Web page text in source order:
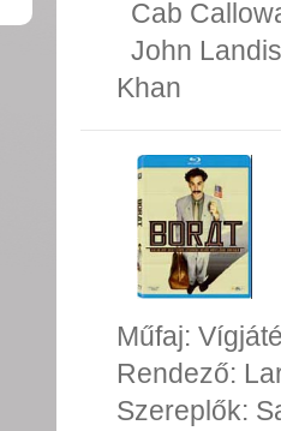
Cab
John Landis
Khan
Műfaj:
Rendező:
Szereplők: